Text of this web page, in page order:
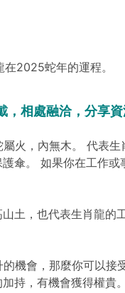
2025蛇年的運程。
相處融洽，分享資
火，內無木。 代表生
傘。 如果你在工作或
土，也代表生肖龍的
機會，那麼你可以接
持，有機會獲得權貴。